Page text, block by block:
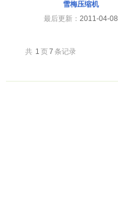
雪梅压缩机
最后更新： 2011-04-08
共 1 页7 条记录